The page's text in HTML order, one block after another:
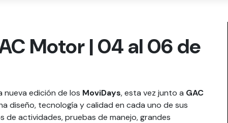
Motor | 04 al 06 de
nueva edición de los MoviDays, esta vez junto a GAC
diseño, tecnología y calidad en cada uno de sus
de actividades, pruebas de manejo, grandes